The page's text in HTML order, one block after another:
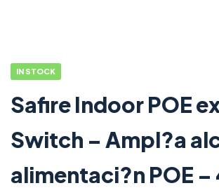
IN STOCK
Safire Indoor POE
Switch – Ampl?a
alimentaci?n POE –